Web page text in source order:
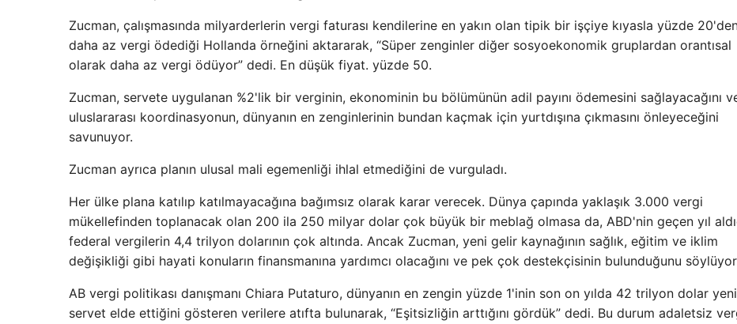
Zucman, çalışmasında milyarderlerin vergi faturası kendilerine en yakın olan tipik bir işçiye kıyasla yüzde
daha az vergi ödediği Hollanda örneğini aktararak, “Süper zenginler diğer sosyoekonomik gruplardan orantısal
olarak daha az vergi ödüyor” dedi. En düşük fiyat. yüzde 50.
Zucman, servete uygulanan %2'lik bir verginin, ekonominin bu bölümünün adil payını ödemesini sağlayacağını
uluslararası koordinasyonun, dünyanın en zenginlerinin bundan kaçmak için yurtdışına çıkmasını önleyeceğini
savunuyor.
Zucman ayrıca planın ulusal mali egemenliği ihlal etmediğini de vurguladı.
Her ülke plana katılıp katılmayacağına bağımsız olarak karar verecek. Dünya çapında yaklaşık 3.000 vergi
mükellefinden toplanacak olan 200 ila 250 milyar dolar çok büyük bir meblağ olmasa da, ABD'nin geçen yıl
federal vergilerin 4,4 trilyon dolarının çok altında. Ancak Zucman, yeni gelir kaynağının sağlık, eğitim ve iklim
değişikliği gibi hayati konuların finansmanına yardımcı olacağını ve pek çok destekçisinin bulunduğunu
AB vergi politikası danışmanı Chiara Putaturo, dünyanın en zengin yüzde 1'inin son on yılda 42 trilyon dolar yeni
servet elde ettiğini gösteren verilere atıfta bulunarak, “Eşitsizliğin arttığını gördük” dedi. Bu durum adaletsiz